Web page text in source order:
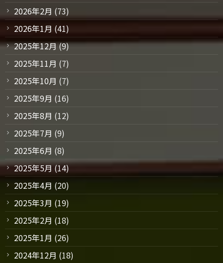
2026年2月 (73)
2026年1月 (41)
2025年12月(9)
2025年11月 (7)
2025年10月 (7)
2025年9月 (16)
2025年8月 (12)
2025年7月 (9)
2025年6月 (8)
2025年5月(14)
2025年4月 (20)
2025年3月 (19)
2025年2月 (18)
2025年1月 (26)
2024年12月 (18)